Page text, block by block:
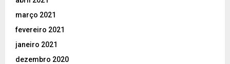
março 2021
fevereiro 2021
janeiro 2021
dezembro 2020